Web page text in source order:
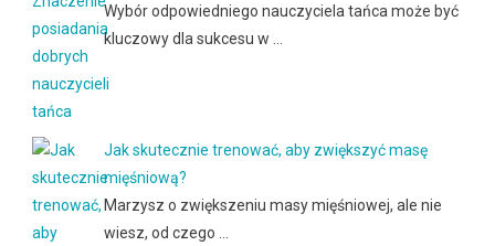
Wybór odpowiedniego nauczyciela tańca może być
kluczowy dla sukcesu w …
Jak skutecznie trenować, aby zwiększyć masę
mięśniową?
Marzysz o zwiększeniu masy mięśniowej, ale nie
wiesz, od czego …